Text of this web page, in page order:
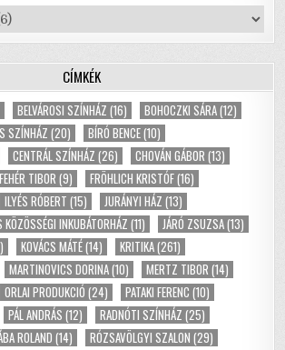
CÍMKÉK
BELVÁROSI SZÍNHÁZ (16) BOHOCZKI SÁRA(12)
SZÍNHÁZ (20) BÍRÓ BENCE(10)
CENTRÁL SZÍNHÁZ (26) CHOVÁN GÁBOR (13)
FEHÉR TIBOR (9) FRÖHLICH KRISTÓF(16)
ILYÉS RÓBERT (15) JURÁNYI HÁZ (13)
INKUBÁTORHÁZ (11) JÁRÓ ZSUZSA(13)
KOVÁCS MÁTÉ(14) KRITIKA(261)
MARTINOVICS DORINA(10) MERTZ TIBOR (14)
ORLAI PRODUKCIÓ (24) PATAKI FERENC (10)
PÁL ANDRÁS (12) RADNÓTI SZÍNHÁZ (25)
ROLAND (14) RÓZSAVÖLGYI SZALON (29)